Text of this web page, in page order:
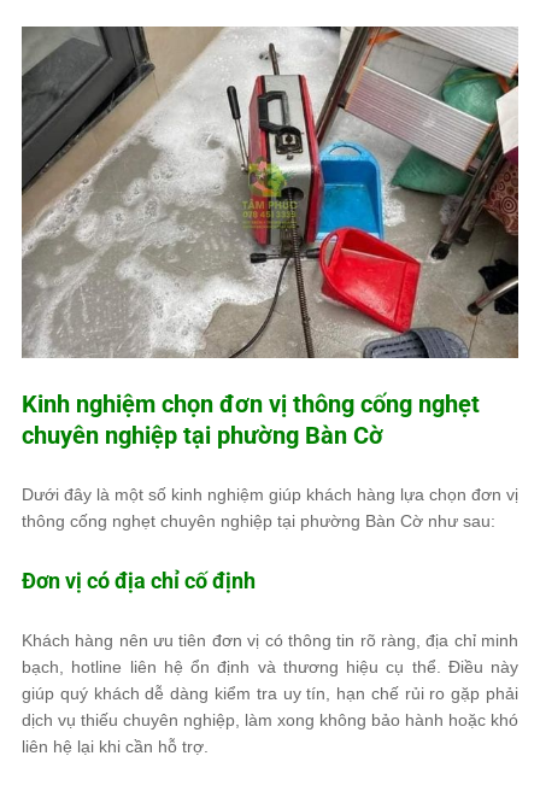
Kinh nghiệm chọn đơn vị thông cống nghẹt
chuyên nghiệp tại phường Bàn Cờ
Dưới đây là một số kinh nghiệm giúp khách hàng lựa chọn đơn vị
thông cống nghẹt chuyên nghiệp tại phường Bàn Cờ như sau:
Đơn vị có địa chỉ cố định
Khách hàng nên ưu tiên đơn vị có thông tin rõ ràng, địa chỉ minh
bạch, hotline liên hệ ổn định và thương hiệu cụ thể. Điều này
giúp quý khách dễ dàng kiểm tra uy tín, hạn chế rủi ro gặp phải
dịch vụ thiếu chuyên nghiệp, làm xong không bảo hành hoặc khó
liên hệ lại khi cần hỗ trợ.